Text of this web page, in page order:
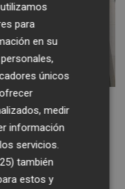
asociadas
respecto del
2018.Se ha
incremento del
del
para
en su
únicos
medir
información
servicios.
también
estos y